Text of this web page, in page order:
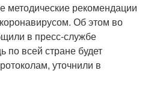
методические рекомендации
Об этом во
в пресс-службе
всей стране будет
уточнили в